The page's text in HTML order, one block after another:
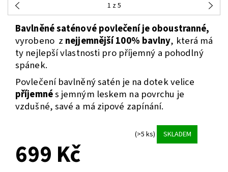
1 z 5
Bavlněné saténové povlečení je oboustranné,
vyrobeno z nejjemnější 100% bavlny, která má
ty nejlepší vlastnosti pro příjemný a pohodlný
spánek.
Povlečení bavlněný satén je na dotek velice
příjemnés jemným leskem na povrchu je
vzdušné, savé a má zipové zapínání.
(>5 ks) SKLADEM
699 Kč